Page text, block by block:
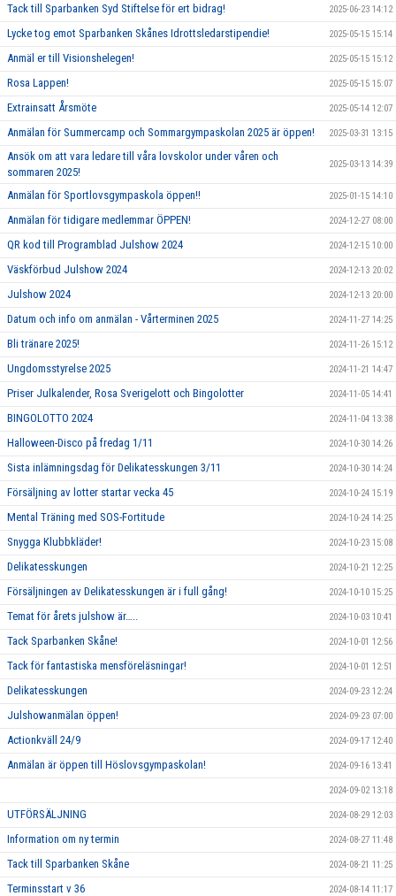
Tack till Sparbanken Syd Stiftelse för ert bidrag! 2025-06-23 14:12
Lycke tog emot Sparbanken Skånes Idrottsledarstipendie! 2025-05-15 15:14
Anmäl er till Visionshelegen! 2025-05-15 15:12
Rosa Lappen! 2025-05-15 15:07
Extrainsatt Årsmöte 2025-05-14 12:07
Anmälan för Summercamp och Sommargympaskolan 2025 är öppen! 2025-03-31 13:15
Ansök om att vara ledare till våra lovskolor under våren och
sommaren 2025!
2025-03-13 14:39
Anmälan för Sportlovsgympaskola öppen!! 2025-01-15 14:10
Anmälan för tidigare medlemmar ÖPPEN! 2024-12-27 08:00
QR kod till Programblad Julshow 2024 2024-12-15 10:00
Väskförbud Julshow 2024 2024-12-13 20:02
Julshow 2024 2024-12-13 20:00
Datum och info om anmälan - Vårterminen 2025 2024-11-27 14:25
Bli tränare 2025! 2024-11-26 15:12
Ungdomsstyrelse 2025 2024-11-21 14:47
Priser Julkalender, Rosa Sverigelott och Bingolotter 2024-11-05 14:41
BINGOLOTTO 2024 2024-11-04 13:38
Halloween-Disco på fredag 1/11 2024-10-30 14:26
Sista inlämningsdag för Delikatesskungen 3/11 2024-10-30 14:24
Försäljning av lotter startar vecka 45 2024-10-24 15:19
Mental Träning med SOS-Fortitude 2024-10-24 14:25
Snygga Klubbkläder! 2024-10-23 15:08
Delikatesskungen 2024-10-21 12:25
Försäljningen av Delikatesskungen är i full gång! 2024-10-10 15:25
Temat för årets julshow är….. 2024-10-03 10:41
Tack Sparbanken Skåne! 2024-10-01 12:56
Tack för fantastiska mensföreläsningar! 2024-10-01 12:51
Delikatesskungen 2024-09-23 12:24
Julshowanmälan öppen! 2024-09-23 07:00
Actionkväll 24/9 2024-09-17 12:40
Anmälan är öppen till Höslovsgympaskolan! 2024-09-16 13:41
2024-09-02 13:18
UTFÖRSÄLJNING 2024-08-29 12:03
Information om ny termin 2024-08-27 11:48
Tack till Sparbanken Skåne 2024-08-21 11:25
Terminsstart v 36 2024-08-14 11:17